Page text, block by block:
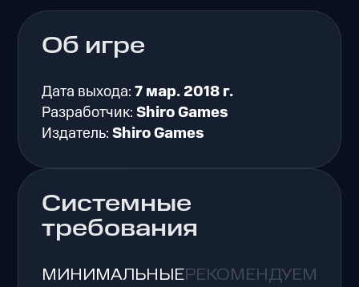
Об игре
Дата выхода:7 мар. 2018 г.
Разработчик:Shiro Games
Издатель:Shiro Games
Системные
требования
МИНИМАЛЬНЫЕРЕКОМЕНДУЕМЫЕ